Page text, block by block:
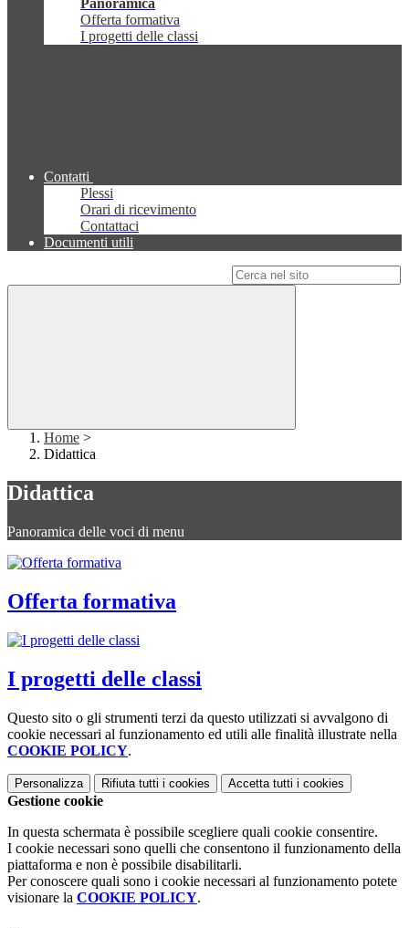
Panoramica
Offerta formativa
I progetti delle classi
Contatti
Plessi
Orari di ricevimento
Contattaci
Documenti utili
Home >
Didattica
Didattica
Panoramica delle voci di menu
Offerta formativa
I progetti delle classi
Questo sito o gli strumenti terzi da questo utilizzati si avvalgono di
cookie necessari al funzionamento ed utili alle finalità illustrate nella
COOKIE POLICY.
Personalizza Rifiuta tutti i cookies Accetta tutti i cookies
Gestione cookie
In questa schermata è possibile scegliere quali cookie consentire.
I cookie necessari sono quelli che consentono il funzionamento della
piattaforma e non è possibile disabilitarli.
Per conoscere quali sono i cookie necessari al funzionamento potete
visionare la COOKIE POLICY.